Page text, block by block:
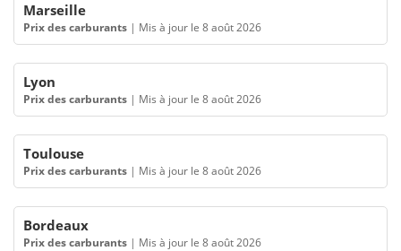
Marseille
Prix des carburants | Mis à jour le 8 août 2026
Lyon
Prix des carburants | Mis à jour le 8 août 2026
Toulouse
Prix des carburants | Mis à jour le 8 août 2026
Bordeaux
Prix des carburants | Mis à jour le 8 août 2026